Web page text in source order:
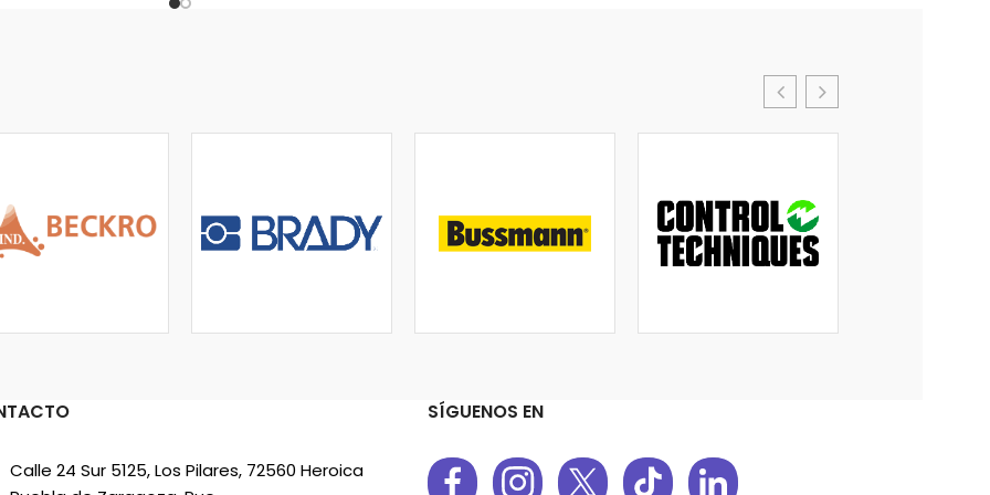
Calle 24 Sur 5125, Los Pilares, 72560 Heroica
SÍGUENOS EN